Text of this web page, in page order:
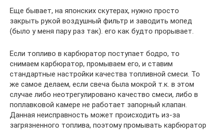
Еще бывает, на японских скутерах, нужно просто
закрыть рукой воздушный фильтр и заводить мопед
(было у меня пару раз так). его как будто прорывает.
Если топливо в карбюратор поступает бодро, то
снимаем карбюратор, промываем его, и ставим
стандартные настройки качества топливной смеси. То
же самое делаем, если свеча была мокрой т.к. в этом
случае либо неотрегулировано качество смеси, либо в
поплавковой камере не работает запорный клапан.
Данная неисправность может происходить из-за
загрязненного топлива, поэтому промывать карбюратор